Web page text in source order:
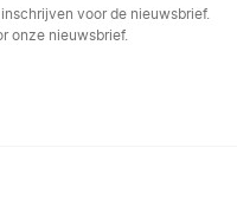
inschrijven voor de nieuwsbrief.
onze nieuwsbrief.